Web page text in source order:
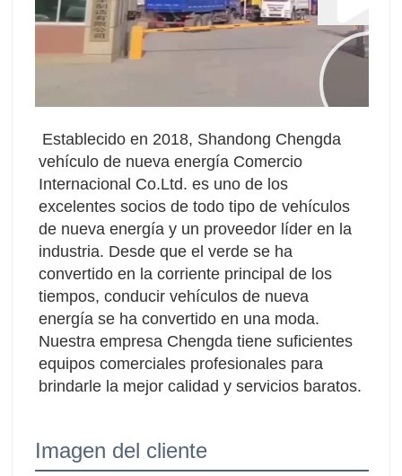
Establecido en 2018, Shandong Chengda
vehículo de nueva energía Comercio
Internacional Co.Ltd. es uno de los
excelentes socios de todo tipo de vehículos
de nueva energía y un proveedor líder en la
industria. Desde que el verde se ha
convertido en la corriente principal de los
tiempos, conducir vehículos de nueva
energía se ha convertido en una moda.
Nuestra empresa Chengda tiene suficientes
equipos comerciales profesionales para
brindarle la mejor calidad y servicios baratos.
Imagen del cliente